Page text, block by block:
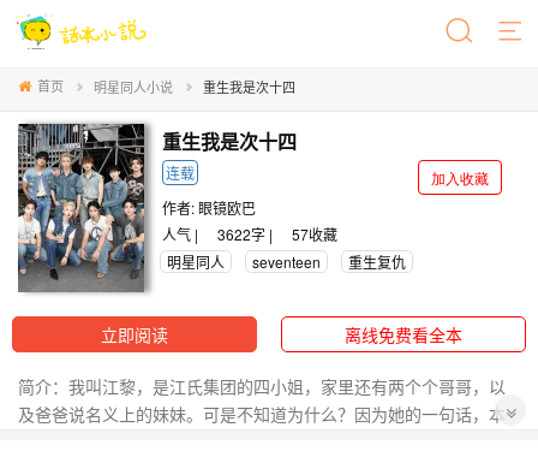
首页 明星同人小说 重生我是次十四
重生我是次十四
连载
加入收藏
作者:眼镜欧巴
人气 |
3622字 | 57收藏
明星同人
seventeen 重生复仇
立即阅读 离线免费看全本
简介：我叫江黎，是江氏集团的四小姐，家里还有两个个哥哥，以
及爸爸说名义上的妹妹。可是不知道为什么？因为她的一句话，本